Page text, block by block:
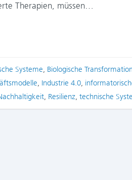
Therapien, müssen…
Systeme, Biologische
, Industrie 4.0,
, Resilienz, technische